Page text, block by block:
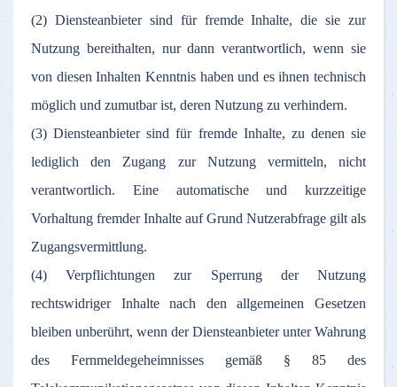
(2) Diensteanbieter sind für fremde Inhalte, die sie zur
Nutzung bereithalten, nur dann verantwortlich, wenn sie
von diesen Inhalten Kenntnis haben und es ihnen technisch
möglich und zumutbar ist, deren Nutzung zu verhindern.
(3) Diensteanbieter sind für fremde Inhalte, zu denen sie
lediglich den Zugang zur Nutzung vermitteln, nicht
verantwortlich. Eine automatische und kurzzeitige
Vorhaltung fremder Inhalte auf Grund Nutzerabfrage gilt als
Zugangsvermittlung.
(4) Verpflichtungen zur Sperrung der Nutzung
rechtswidriger Inhalte nach den allgemeinen Gesetzen
bleiben unberührt, wenn der Diensteanbieter unter Wahrung
des Fernmeldegeheimnisses gemäß § 85 des